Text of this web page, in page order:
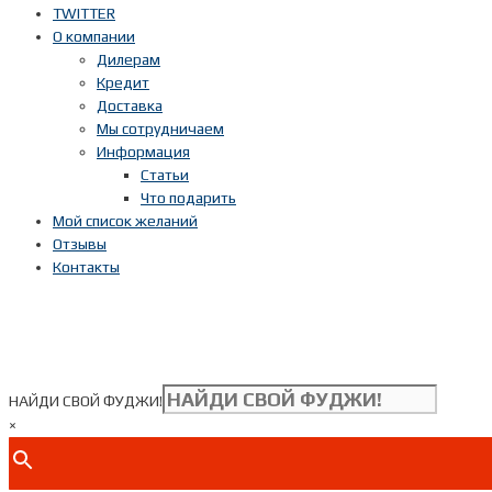
TWITTER
О компании
Дилерам
Кредит
Доставка
Мы сотрудничаем
Информация
Статьи
Что подарить
Мой список желаний
Отзывы
Контакты
НАЙДИ СВОЙ ФУДЖИ!
×